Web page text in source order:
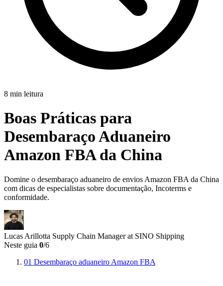
8 min leitura
Boas Práticas para
Desembaraço Aduaneiro
Amazon FBA da China
Domine o desembaraço aduaneiro de envios Amazon FBA da China
com dicas de especialistas sobre documentação, Incoterms e
conformidade.
Lucas Arillotta Supply Chain Manager at SINO Shipping
Neste guia 0/6
01 Desembaraço aduaneiro Amazon FBA